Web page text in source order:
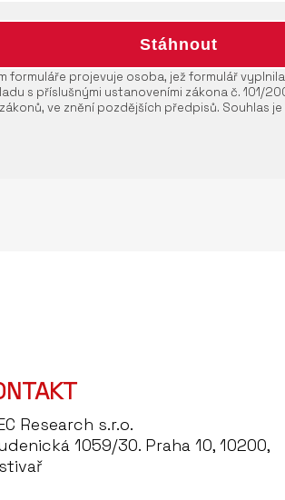
formuláře projevuje osoba, jež formulář
s příslušnými ustanoveními zákona č. 101/
ve znění pozdějších předpisů. Souhlas
Research s.r.o.
1059/30. Praha 10, 10200,